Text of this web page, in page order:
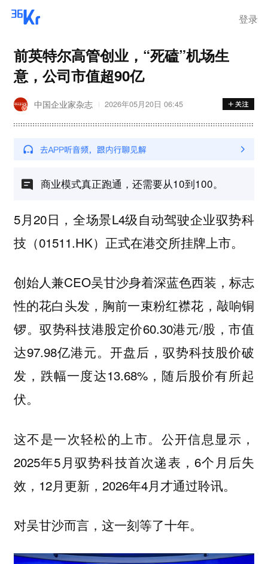
登录
前英特尔高管创业，“死磕”机场生
意，公司市值超90亿
中国企业家杂志 2026年05月20日 06:45
商业模式真正跑通，还需要从10到100。
5月20日，全场景L4级自动驾驶企业驭势科
技（01511.HK）正式在港交所挂牌上市。
创始人兼CEO吴甘沙身着深蓝色西装，标志
性的花白头发，胸前一束粉红襟花，敲响铜
锣。驭势科技港股定价60.30港元/股，市值
达97.98亿港元。开盘后，驭势科技股价破
发，跌幅一度达13.68%，随后股价有所起
伏。
这不是一次轻松的上市。公开信息显示，
2025年5月驭势科技首次递表，6个月后失
效，12月更新，2026年4月才通过聆讯。
对吴甘沙而言，这一刻等了十年。